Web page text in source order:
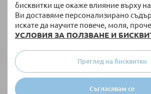
бисквитки ще окаже влияние върху
Ви доставяме персонализирано
искате да научите повече, моля,
УСЛОВИЯ ЗА ПОЛЗВАНЕ И
Съгласявам се
Преглед на бисквитки
Мнение